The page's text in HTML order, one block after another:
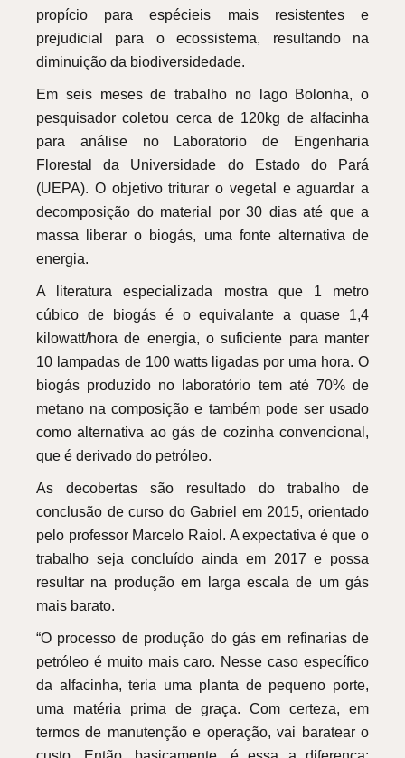
propício para espécieis mais resistentes e
prejudicial para o ecossistema, resultando na
diminuição da biodiversidedade.
Em seis meses de trabalho no lago Bolonha, o
pesquisador coletou cerca de 120kg de alfacinha
para análise no Laboratorio de Engenharia
Florestal da Universidade do Estado do Pará
(UEPA). O objetivo triturar o vegetal e aguardar a
decomposição do material por 30 dias até que a
massa liberar o biogás, uma fonte alternativa de
energia.
A literatura especializada mostra que 1 metro
cúbico de biogás é o equivalante a quase 1,4
kilowatt/hora de energia, o suficiente para manter
10 lampadas de 100 watts ligadas por uma hora. O
biogás produzido no laboratório tem até 70% de
metano na composição e também pode ser usado
como alternativa ao gás de cozinha convencional,
que é derivado do petróleo.
As decobertas são resultado do trabalho de
conclusão de curso do Gabriel em 2015, orientado
pelo professor Marcelo Raiol. A expectativa é que o
trabalho seja concluído ainda em 2017 e possa
resultar na produção em larga escala de um gás
mais barato.
“O processo de produção do gás em refinarias de
petróleo é muito mais caro. Nesse caso específico
da alfacinha, teria uma planta de pequeno porte,
uma matéria prima de graça. Com certeza, em
termos de manutenção e operação, vai baratear o